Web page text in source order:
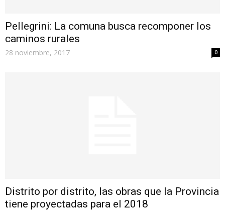
Pellegrini: La comuna busca recomponer los
caminos rurales
28 noviembre, 2017 0
Distrito por distrito, las obras que la Provincia
tiene proyectadas para el 2018